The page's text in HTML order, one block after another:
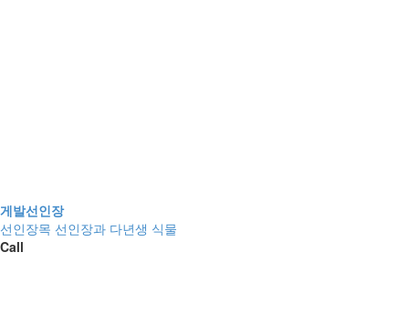
게발선인장
선인장목 선인장과 다년생 식물
Call